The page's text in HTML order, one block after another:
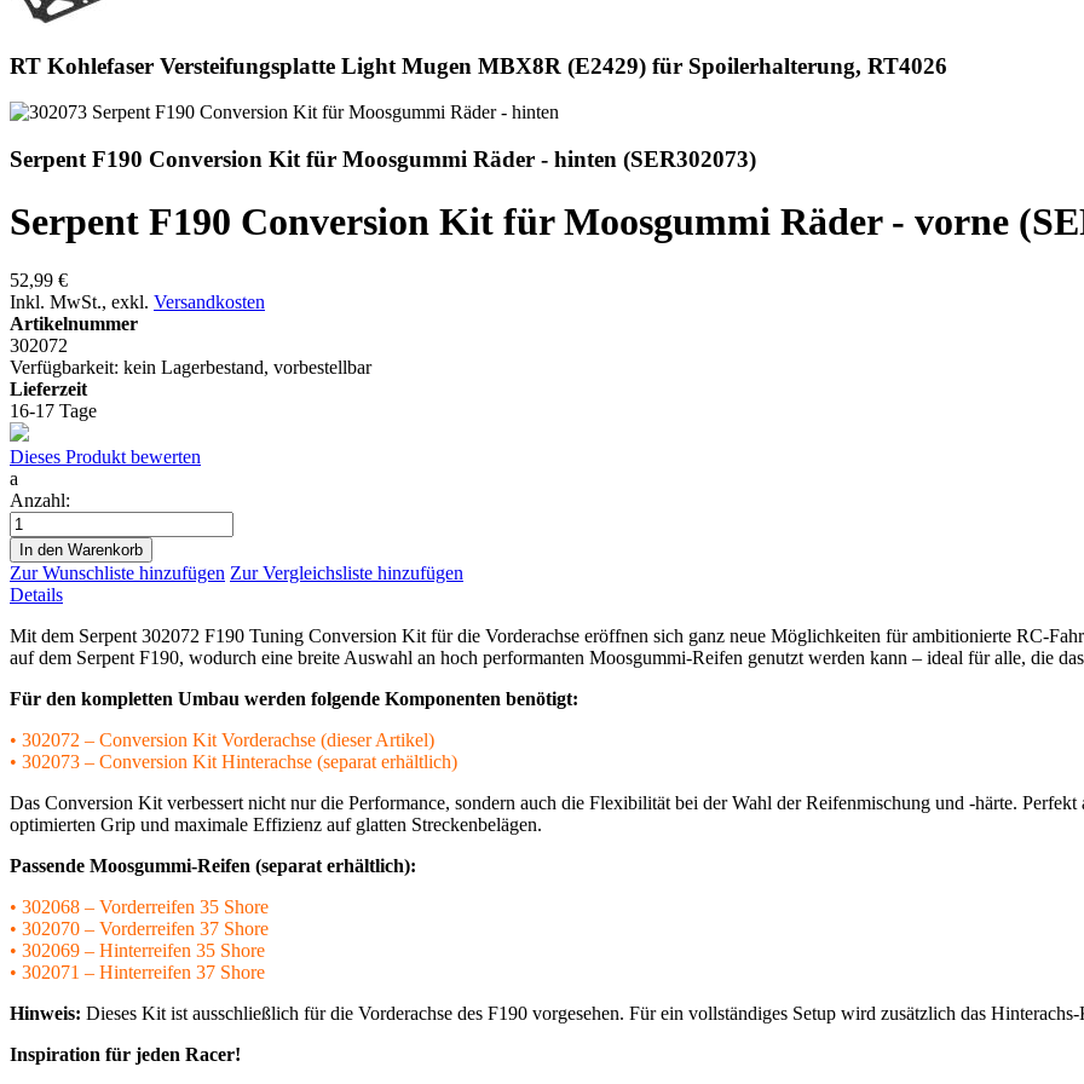
RT Kohlefaser Versteifungsplatte Light Mugen MBX8R (E2429) für Spoilerhalterung, RT4026
Serpent F190 Conversion Kit für Moosgummi Räder - hinten (SER302073)
Serpent F190 Conversion Kit für Moosgummi Räder - vorne
52,99 €
Inkl. MwSt., exkl. Versandkosten
Artikelnummer
302072
Verfügbarkeit: kein Lagerbestand, vorbestellbar
Lieferzeit
16-17 Tage
Dieses Produkt bewerten
a
Anzahl:
In den Warenkorb
Zur Wunschliste hinzufügen Zur Vergleichsliste hinzufügen
Details
Mit dem Serpent 302072 F190 Tuning Conversion Kit für die Vorderachse eröffnen sich ganz neue Möglichkeiten für ambitionierte RC-
auf dem Serpent F190, wodurch eine breite Auswahl an hoch performanten Moosgummi-Reifen genutzt werden kann – ideal für alle, die
Für den kompletten Umbau werden folgende Komponenten benötigt:
• 302072 – Conversion Kit Vorderachse (dieser Artikel)
• 302073 – Conversion Kit Hinterachse (separat erhältlich)
Das Conversion Kit verbessert nicht nur die Performance, sondern auch die Flexibilität bei der Wahl der Reifenmischung und -härte. Perfekt
optimierten Grip und maximale Effizienz auf glatten Streckenbelägen.
Passende Moosgummi-Reifen (separat erhältlich):
• 302068 – Vorderreifen 35 Shore
• 302070 – Vorderreifen 37 Shore
• 302069 – Hinterreifen 35 Shore
• 302071 – Hinterreifen 37 Shore
Hinweis: Dieses Kit ist ausschließlich für die Vorderachse des F190 vorgesehen. Für ein vollständiges Setup wird zusätzlich das
Inspiration für jeden Racer!